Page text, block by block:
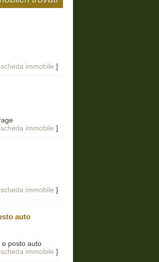
scheda immobile ]
scheda immobile ]
scheda immobile ]
auto
e posto auto
scheda immobile ]